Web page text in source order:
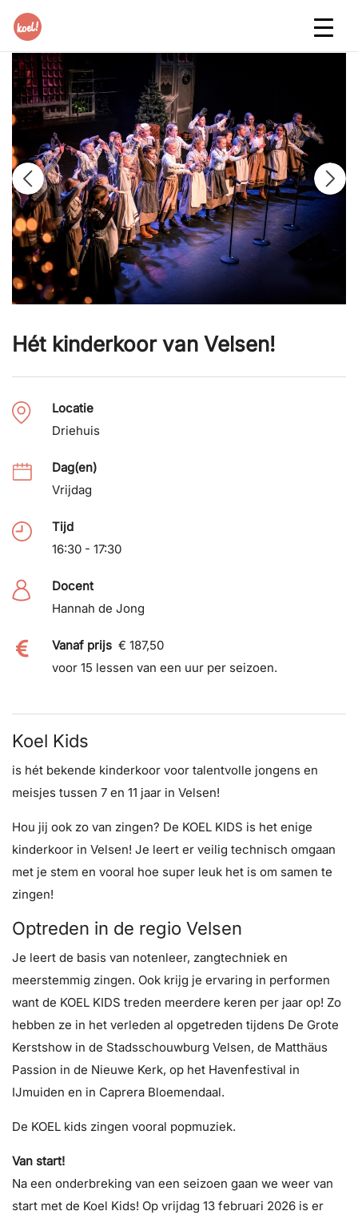
Hét kinderkoor van Velsen!
Locatie
Driehuis
Dag(en)
Vrijdag
Tijd
16:30 - 17:30
Docent
Hannah de Jong
Vanaf prijs € 187,50
voor 15 lessen van een uur per seizoen.
Koel Kids
is hét bekende kinderkoor voor talentvolle jongens en
meisjes tussen 7 en 11 jaar in Velsen!
Hou jij ook zo van zingen? De KOEL KIDS is het enige
kinderkoor in Velsen! Je leert er veilig technisch omgaan
met je stem en vooral hoe super leuk het is om samen te
zingen!
Optreden in de regio Velsen
Je leert de basis van notenleer, zangtechniek en
meerstemmig zingen. Ook krijg je ervaring in performen
want de KOEL KIDS treden meerdere keren per jaar op! Zo
hebben ze in het verleden al opgetreden tijdens De Grote
Kerstshow in de Stadsschouwburg Velsen, de Matthäus
Passion in de Nieuwe Kerk, op het Havenfestival in
IJmuiden en in Caprera Bloemendaal.
De KOEL kids zingen vooral popmuziek.
Van start!
Na een onderbreking van een seizoen gaan we weer van
start met de Koel Kids! Op vrijdag 13 februari 2026 is er